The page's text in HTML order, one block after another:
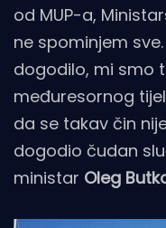
od MUP-a,
ne spominjem
dogodilo, mi smo
međuresornog
da se takav čin
dogodio čudan
ministar Oleg